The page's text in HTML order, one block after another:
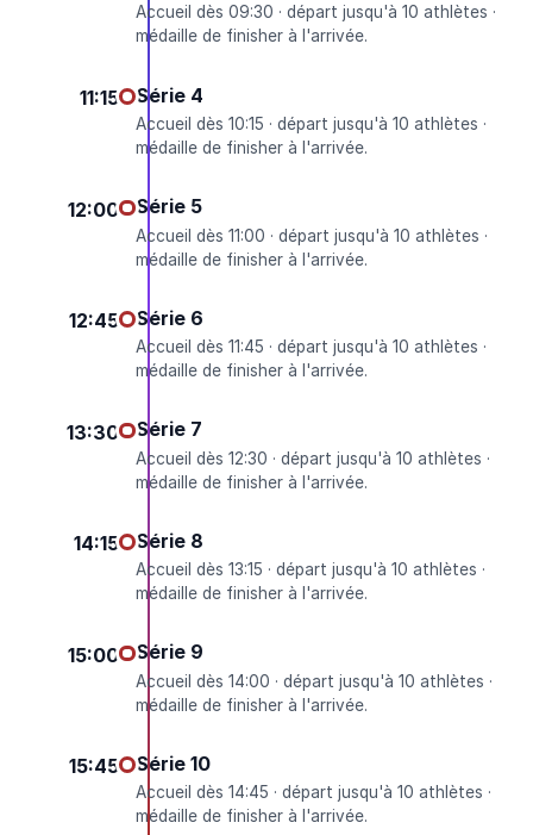
Accueil dès 09:30 · départ jusqu'à 10 athlètes ·
médaille de finisher à l'arrivée.
11:15 Série 4
Accueil dès 10:15 · départ jusqu'à 10 athlètes ·
médaille de finisher à l'arrivée.
12:00 Série 5
Accueil dès 11:00 · départ jusqu'à 10 athlètes ·
médaille de finisher à l'arrivée.
12:45 Série 6
Accueil dès 11:45 · départ jusqu'à 10 athlètes ·
médaille de finisher à l'arrivée.
13:30 Série 7
Accueil dès 12:30 · départ jusqu'à 10 athlètes ·
médaille de finisher à l'arrivée.
14:15 Série 8
Accueil dès 13:15 · départ jusqu'à 10 athlètes ·
médaille de finisher à l'arrivée.
15:00 Série 9
Accueil dès 14:00 · départ jusqu'à 10 athlètes ·
médaille de finisher à l'arrivée.
15:45 Série 10
Accueil dès 14:45 · départ jusqu'à 10 athlètes ·
médaille de finisher à l'arrivée.